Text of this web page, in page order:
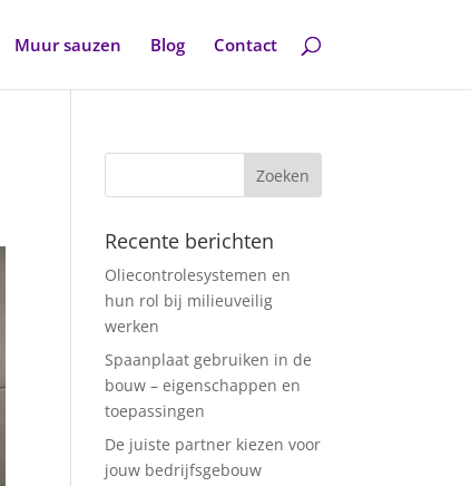
Muur sauzen Blog Contact
Recente berichten
Oliecontrolesystemen en
hun rol bij milieuveilig
werken
Spaanplaat gebruiken in de
bouw – eigenschappen en
toepassingen
De juiste partner kiezen voor
jouw bedrijfsgebouw